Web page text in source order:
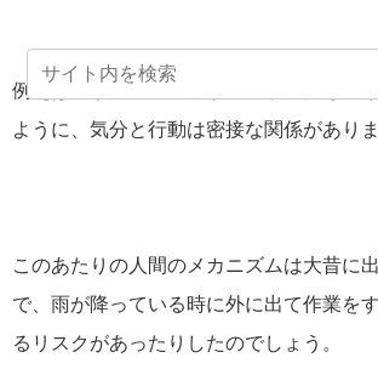
例えば雨が降って気分が重いから何もや
ように、気分と行動は密接な関係がありま
このあたりの人間のメカニズムは大昔に
で、雨が降っている時に外に出て作業を
るリスクがあったりしたのでしょう。